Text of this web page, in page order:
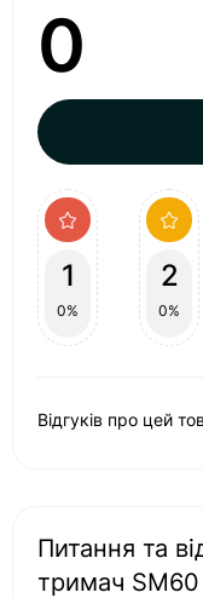
0
1
0%
2
0%
Відгуків про цей
Питання та
тримач SM60